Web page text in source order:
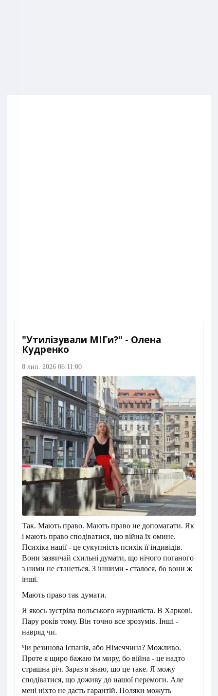
"Утилізували МІГи?" - Олена
Кудренко
8 лип. 2026 06:11:00
Так. Мають право. Мають право не допомагати. Як
і мають право сподіватися, що війна їх омине.
Психіка нації - це сукупність психік її індивідів.
Вони зазвичай схильні думати, що нічого поганого
з ними не станеться. З іншими - сталося, бо вони ж
інші.
Мають право так думати.
Я якось зустріла польського журналіста. В Харкові.
Пару років тому. Він точно все зрозумів. Інші -
навряд чи.
Чи резинова Іспанія, або Німеччина? Можливо.
Проте я щиро бажаю їм миру, бо війна - це надто
страшна річ. Зараз я знаю, що це таке. Я можу
сподіватися, що доживу до нашої перемоги. Але
мені ніхто не дасть гарантій. Поляки можуть